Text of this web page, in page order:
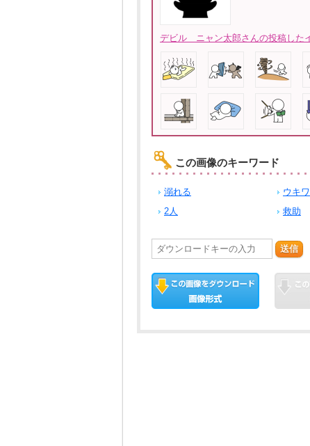
デビル ニャン太郎さんの投稿した
この画像のキーワード
溺れる ウキワ
2人
救助
送信